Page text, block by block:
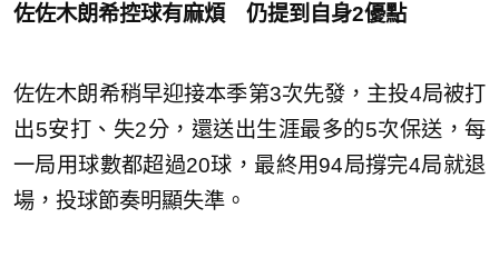
佐佐木朗希控球有麻煩 仍提到自身2優點
佐佐木朗希稍早迎接本季第3次先發，主投4局被打
出5安打、失2分，還送出生涯最多的5次保送，每
一局用球數都超過20球，最終用94局撐完4局就退
場，投球節奏明顯失準。